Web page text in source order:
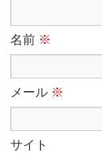
名前 ※
メール ※
サイト